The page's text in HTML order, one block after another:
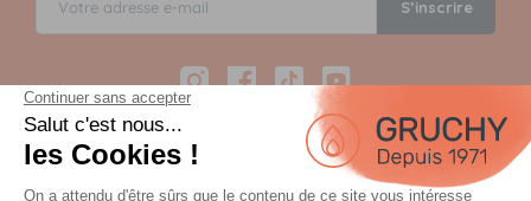
S’inscrire
InstagramFacebook
TikTokYouTube